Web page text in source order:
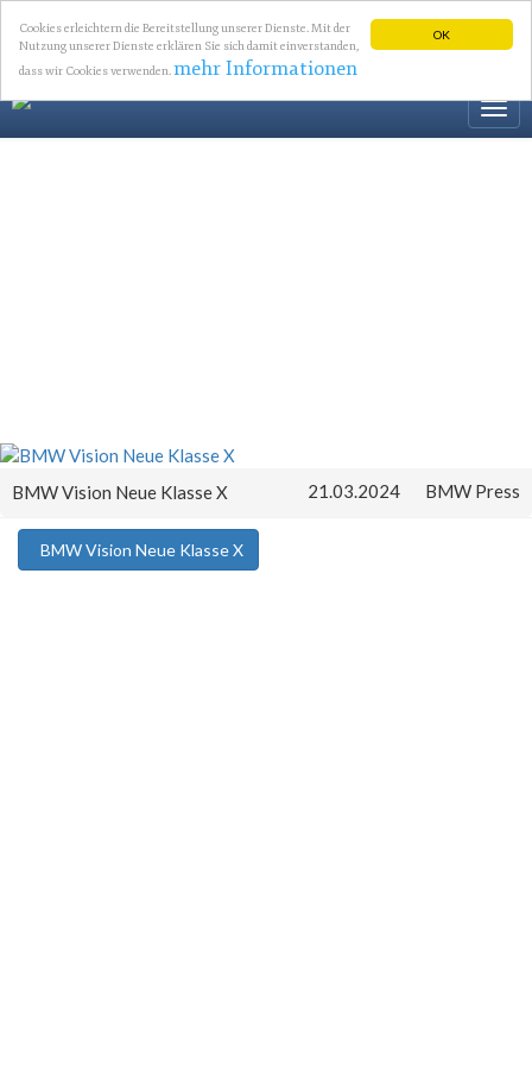
OK
Cookies erleichtern die Bereitstellung unserer Dienste. Mit der
Nutzung unserer Dienste erklären Sie sich damit einverstanden,
dass wir Cookies verwenden.mehr Informationen
BMW Vision Neue Klasse X 21.03.2024 BMW Press
BMW Vision Neue Klasse X